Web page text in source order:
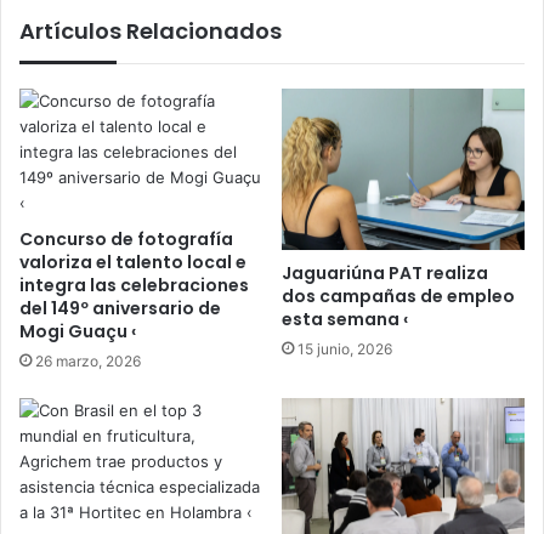
Artículos Relacionados
Concurso de fotografía
valoriza el talento local e
integra las celebraciones
del 149º aniversario de
Mogi Guaçu ‹
26 marzo, 2026
Jaguariúna PAT realiza
dos campañas de empleo
esta semana ‹
15 junio, 2026